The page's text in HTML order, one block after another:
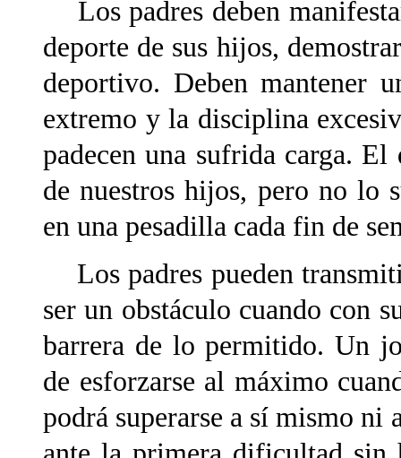
Los padres deben
deporte de sus hijos,
deportivo. Deben mantener
extremo y la disciplina
padecen una sufrida carga.
de nuestros hijos, pero no lo
en una pesadilla cada fin de
Los padres pueden
ser un obstáculo cuando con
barrera de lo permitido. Un
de esforzarse al máximo
podrá superarse a sí mismo ni